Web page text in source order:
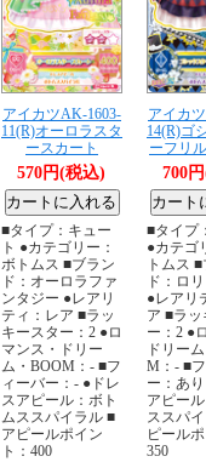
アイカツAK-1603-
11(R)オーロラスタ
ースカート
570円(税込)
■タイプ：キュー
ト ●カテゴリー：
ボトムス ■ブラン
ド：オーロラファ
ンタジー ●レアリ
ティ：レア ■ラッ
キースター：2 ●ロ
マンス・ドリー
ム・BOOM：- ■フ
ィーバー：- ●ドレ
スアピール：ボト
ムススパイラル ■
アピールポイン
ト：400
アイカ
14(R)ゴ
ーフリ
700
■タイプ
●カテゴ
トムス
ド：ロ
●レアリ
ア ■ラ
ー：2 ●
ドリー
M：- ■
ー：あ
アピー
ススパ
ピール
350